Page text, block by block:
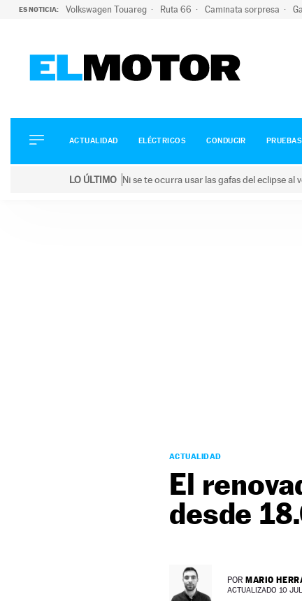
ES NOTICIA: Volkswagen Touareg Ruta 66 Caminata sorpresa
ELÉCTRICOS
CONDUCIR
ACTUALIDAD ELÉCTRICOS CONDUCIR PRUEBAS
LO ÚLTIMO Ni se te ocurra usar las gafas del eclipse
ACTUALIDAD
El
desde
POR MARIO
ACTUALIZADO 10